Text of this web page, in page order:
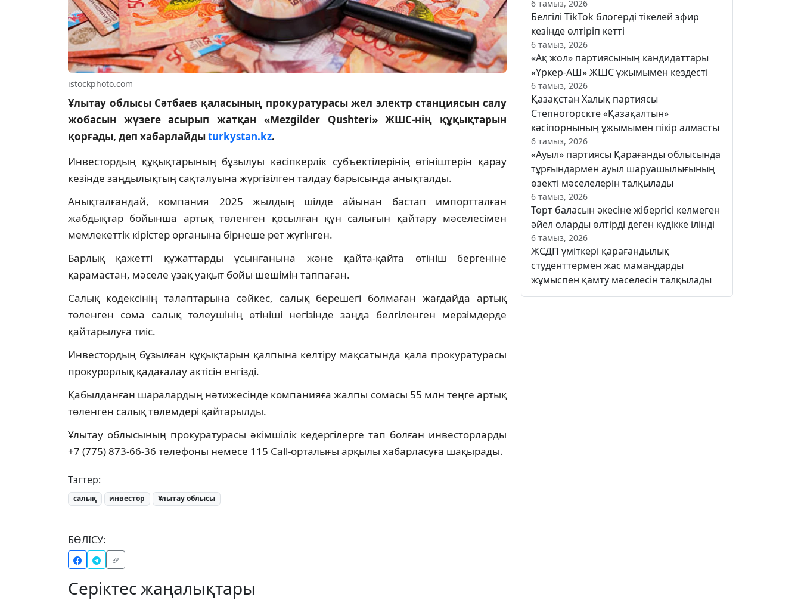
istockphoto.com
Ұлытау облысы Сәтбаев қаласының прокуратурасы жел электр станциясын салу
жобасын жүзеге асырып жатқан «Mezgilder Qushteri» ЖШС-нің құқықтарын
қорғады, деп хабарлайдыturkystan.kz.
Инвестордың құқықтарының бұзылуы кәсіпкерлік субъектілерінің өтініштерін қарау
кезінде заңдылықтың сақталуына жүргізілген талдау барысында анықталды.
Анықталғандай, компания 2025 жылдың шілде айынан бастап импортталған
жабдықтар бойынша артық төленген қосылған құн салығын қайтару мәселесімен
мемлекеттік кірістер органына бірнеше рет жүгінген.
Барлық қажетті құжаттарды ұсынғанына және қайта-қайта өтініш бергеніне
қарамастан, мәселе ұзақ уақыт бойы шешімін таппаған.
Салық кодексінің талаптарына сәйкес, салық берешегі болмаған жағдайда артық
төленген сома салық төлеушінің өтініші негізінде заңда белгіленген мерзімдерде
қайтарылуға тиіс.
Инвестордың бұзылған құқықтарын қалпына келтіру мақсатында қала прокуратурасы
прокурорлық қадағалау актісін енгізді.
Қабылданған шаралардың нәтижесінде компанияға жалпы сомасы 55 млн теңге артық
төленген салық төлемдері қайтарылды.
Ұлытау облысының прокуратурасы әкімшілік кедергілерге тап болған инвесторларды
+7 (775) 873-66-36 телефоны немесе 115 Call-орталығы арқылы хабарласуға шақырады.
Тэгтер:
салық инвестор Ұлытау облысы
БӨЛІСУ:
Серіктес жаңалықтары
6 тамыз, 2026
Белгілі TikTok блогерді тікелей эфир
кезінде өлтіріп кетті
6 тамыз, 2026
«Ақ жол» партиясының кандидаттары
«Үркер-АШ» ЖШС ұжымымен кездесті
6 тамыз, 2026
Қазақстан Халық партиясы
Степногорскте «Қазақалтын»
кәсіпорнының ұжымымен пікір алмасты
6 тамыз, 2026
«Ауыл» партиясы Қарағанды облысында
тұрғындармен ауыл шаруашылығының
өзекті мәселелерін талқылады
6 тамыз, 2026
Төрт баласын әкесіне жібергісі келмеген
әйел оларды өлтірді деген күдікке ілінді
6 тамыз, 2026
ЖСДП үміткері қарағандылық
студенттермен жас мамандарды
жұмыспен қамту мәселесін талқылады